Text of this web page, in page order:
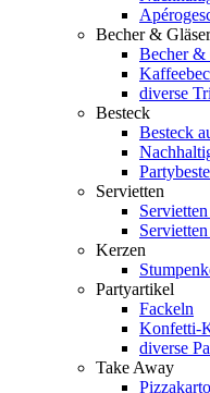
Becher & Gläser
Becher &
diverse
Besteck
Besteck
Servietten
Kerzen
Partyartikel
Fackeln
Konfetti-
diverse
Take Away